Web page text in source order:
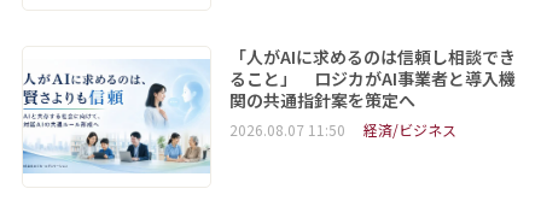
「人がAIに求めるのは信頼し相談でき
ること」 ロジカがAI事業者と導入機
関の共通指針案を策定へ
2026.08.07 11:50 経済/ビジネス